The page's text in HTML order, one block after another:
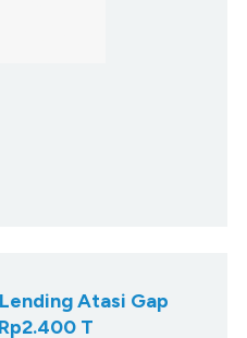
Atasi Gap
T